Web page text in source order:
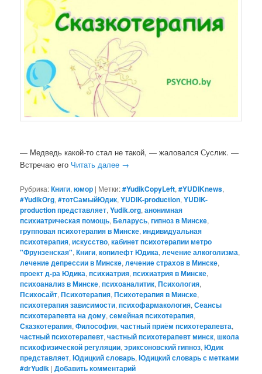
— Медведь какой-то стал не такой, — жаловался Суслик. —
Встречаю его Читать далее →
Рубрика:Книги,юмор | Метки:#YudikCopyLeft,#YUDIKnews,
#YudikOrg,#тотСамыйЮдик,YUDIK-production,YUDIK-
production представляет,Yudik.org,анонимная
психиатрическая помощь,Беларусь,гипноз в Минске,
групповая психотерапия в Минске,индивидуальная
психотерапия,искусство,кабинет психотерапии метро
"Фрунзенская",Книги,копилефт Юдика,лечение алкоголизма,
лечение депрессии в Минске,лечение страхов в Минске,
проект д-ра Юдика,психиатрия,психиатрия в Минске,
психоанализ в Минске,психоаналитик,Психология,
Психосайт,Психотерапия,Психотерапия в Минске,
психотерапия зависимости,психофармакология,Сеансы
психотерапевта на дому,семейная психотерапия,
Сказкотерапия,Философия,частный приём психотерапевта,
частный психотерапевт,частный психотерапевт минск,школа
психофизической регуляции,эриксоновский гипноз,Юдик
представляет,Юдицкий словарь,Юдицкий словарь с метками
#‎drYudik |Добавить комментарий